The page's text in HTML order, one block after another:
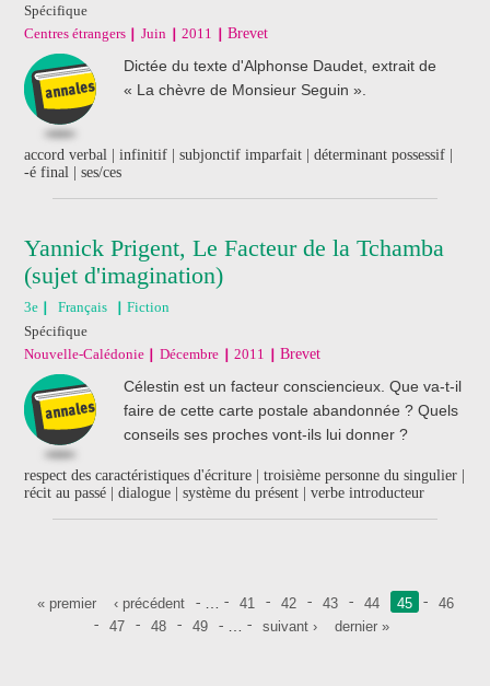
Spécifique
Centres étrangers
Juin 2011 Brevet
Dictée du texte d'Alphonse Daudet, extrait de
« La chèvre de Monsieur Seguin ».
accord verbal | infinitif | subjonctif imparfait | déterminant possessif |
-é final | ses/ces
Yannick Prigent, Le Facteur de la Tchamba
(sujet d'imagination)
3e Français
Fiction
Spécifique
Nouvelle-Calédonie
Décembre 2011 Brevet
Célestin est un facteur consciencieux. Que va-t-il
faire de cette carte postale abandonnée ? Quels
conseils ses proches vont-ils lui donner ?
respect des caractéristiques d'écriture | troisième personne du singulier |
récit au passé | dialogue | système du présent | verbe introducteur
Pages
« premier ‹ précédent 41 42 43 44 45
46
47
48 49 suivant › dernier »